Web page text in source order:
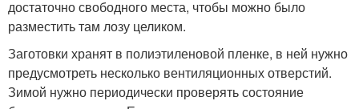
достаточно свободного места, чтобы можно было
разместить там лозу целиком.
Заготовки хранят в полиэтиленовой пленке, в ней нужно
предусмотреть несколько вентиляционных отверстий.
Зимой нужно периодически проверять состояние